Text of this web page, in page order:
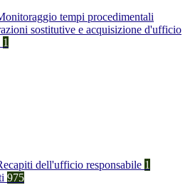
tempi procedimentali
sostitutive e acquisizione d'ufficio
1
dell'ufficio responsabile 1
975